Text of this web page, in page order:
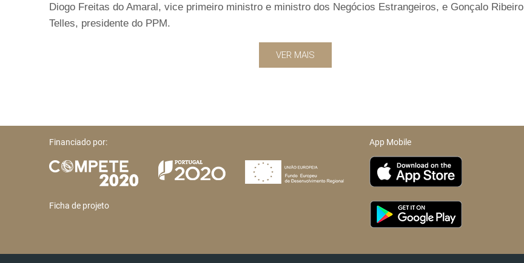
Diogo Freitas do Amaral, vice primeiro ministro e ministro dos Negócios Estrangeiros, e Gonçalo Ribeiro
Telles, presidente do PPM.
VER MAIS
Financiado por:
Ficha de projeto
App Mobile